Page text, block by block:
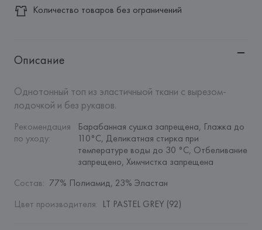
Количество товаров без ограничений
Описание
Однотонный топ из эластичныой ткани с вырезом-
лодочкой и без рукавов.
Рекомендация
по уходу:
Барабанная сушка запрещена, Глажка до
110°C, Деликатная стирка при
температуре воды до 30 °C, Отбеливание
запрещено, Химчистка запрещена
Состав: 77% Полиамид, 23% Эластан
Цвет производителя: LT PASTEL GREY (92)